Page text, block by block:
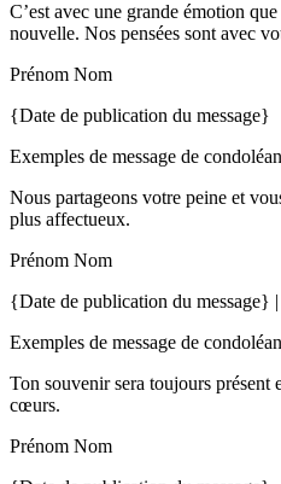
C’est avec une grande émotion
nouvelle. Nos pensées sont avec
Prénom Nom
{Date de publication du message}
Exemples de message de
Nous partageons votre peine et
plus affectueux.
Prénom Nom
{Date de publication du message}
Exemples de message de
Ton souvenir sera toujours présent
cœurs.
Prénom Nom